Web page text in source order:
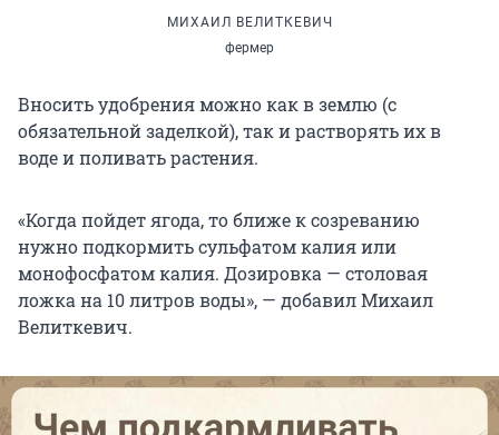
МИХАИЛ ВЕЛИТКЕВИЧ
фермер
Вносить удобрения можно как в землю (с
обязательной заделкой), так и растворять их в
воде и поливать растения.
«Когда пойдет ягода, то ближе к созреванию
нужно подкормить сульфатом калия или
монофосфатом калия. Дозировка — столовая
ложка на 10 литров воды», — добавил Михаил
Велиткевич.